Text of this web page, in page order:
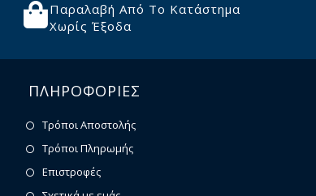
Παραλαβή Από Το Κατάστημα
Χωρίς Έξοδα
ΠΛΗΡΟΦΟΡΙΕΣ
Τρόποι Αποστολής
Τρόποι Πληρωμής
Επιστροφές